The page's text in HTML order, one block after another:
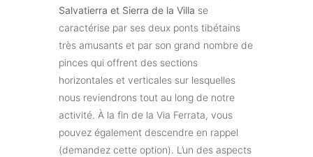
Salvatierra et Sierra de la Villa se
caractérise par ses deux ponts tibétains
très amusants et par son grand nombre de
pinces qui offrent des sections
horizontales et verticales sur lesquelles
nous reviendrons tout au long de notre
activité. À la fin de la Via Ferrata, vous
pouvez également descendre en rappel
(demandez cette option). L’un des aspects